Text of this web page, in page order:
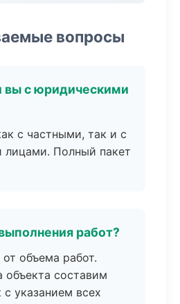
вопросы
вы с юридическими
с частными, так и с
Полный пакет
работ?
объема работ.
объекта составим
указанием всех